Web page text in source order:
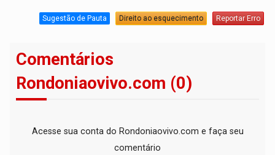
Sugestão de Pauta Direito ao esquecimento Reportar Erro
Comentários
Rondoniaovivo.com (0)
Acesse sua conta do Rondoniaovivo.com e faça seu
comentário